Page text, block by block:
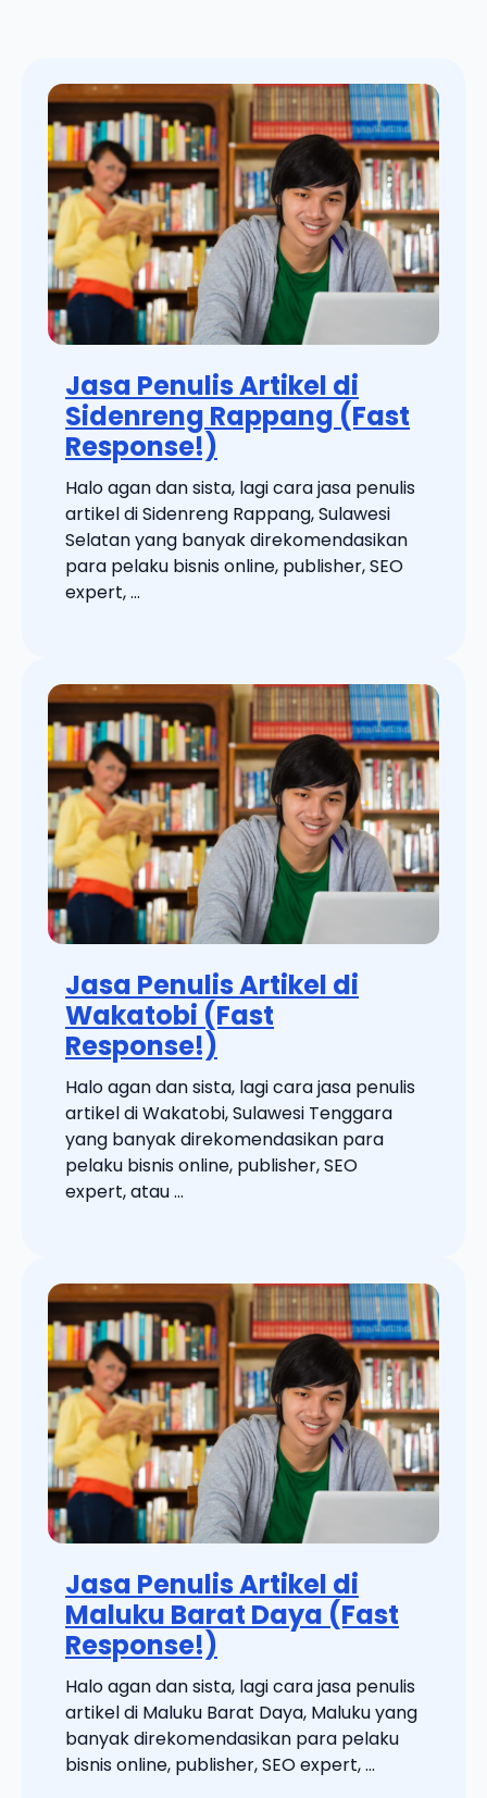
Jasa Penulis Artikel di
Sidenreng Rappang (Fast
Response!)
Halo agan dan sista, lagi cara jasa penulis
artikel di Sidenreng Rappang, Sulawesi
Selatan yang banyak direkomendasikan
para pelaku bisnis online, publisher, SEO
expert, ...
Jasa Penulis Artikel di
Wakatobi (Fast
Response!)
Halo agan dan sista, lagi cara jasa penulis
artikel di Wakatobi, Sulawesi Tenggara
yang banyak direkomendasikan para
pelaku bisnis online, publisher, SEO
expert, atau ...
Jasa Penulis Artikel di
Maluku Barat Daya (Fast
Response!)
Halo agan dan sista, lagi cara jasa penulis
artikel di Maluku Barat Daya, Maluku yang
banyak direkomendasikan para pelaku
bisnis online, publisher, SEO expert, ...